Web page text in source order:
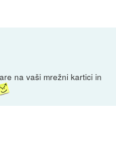
na vaši mrežni kartici in